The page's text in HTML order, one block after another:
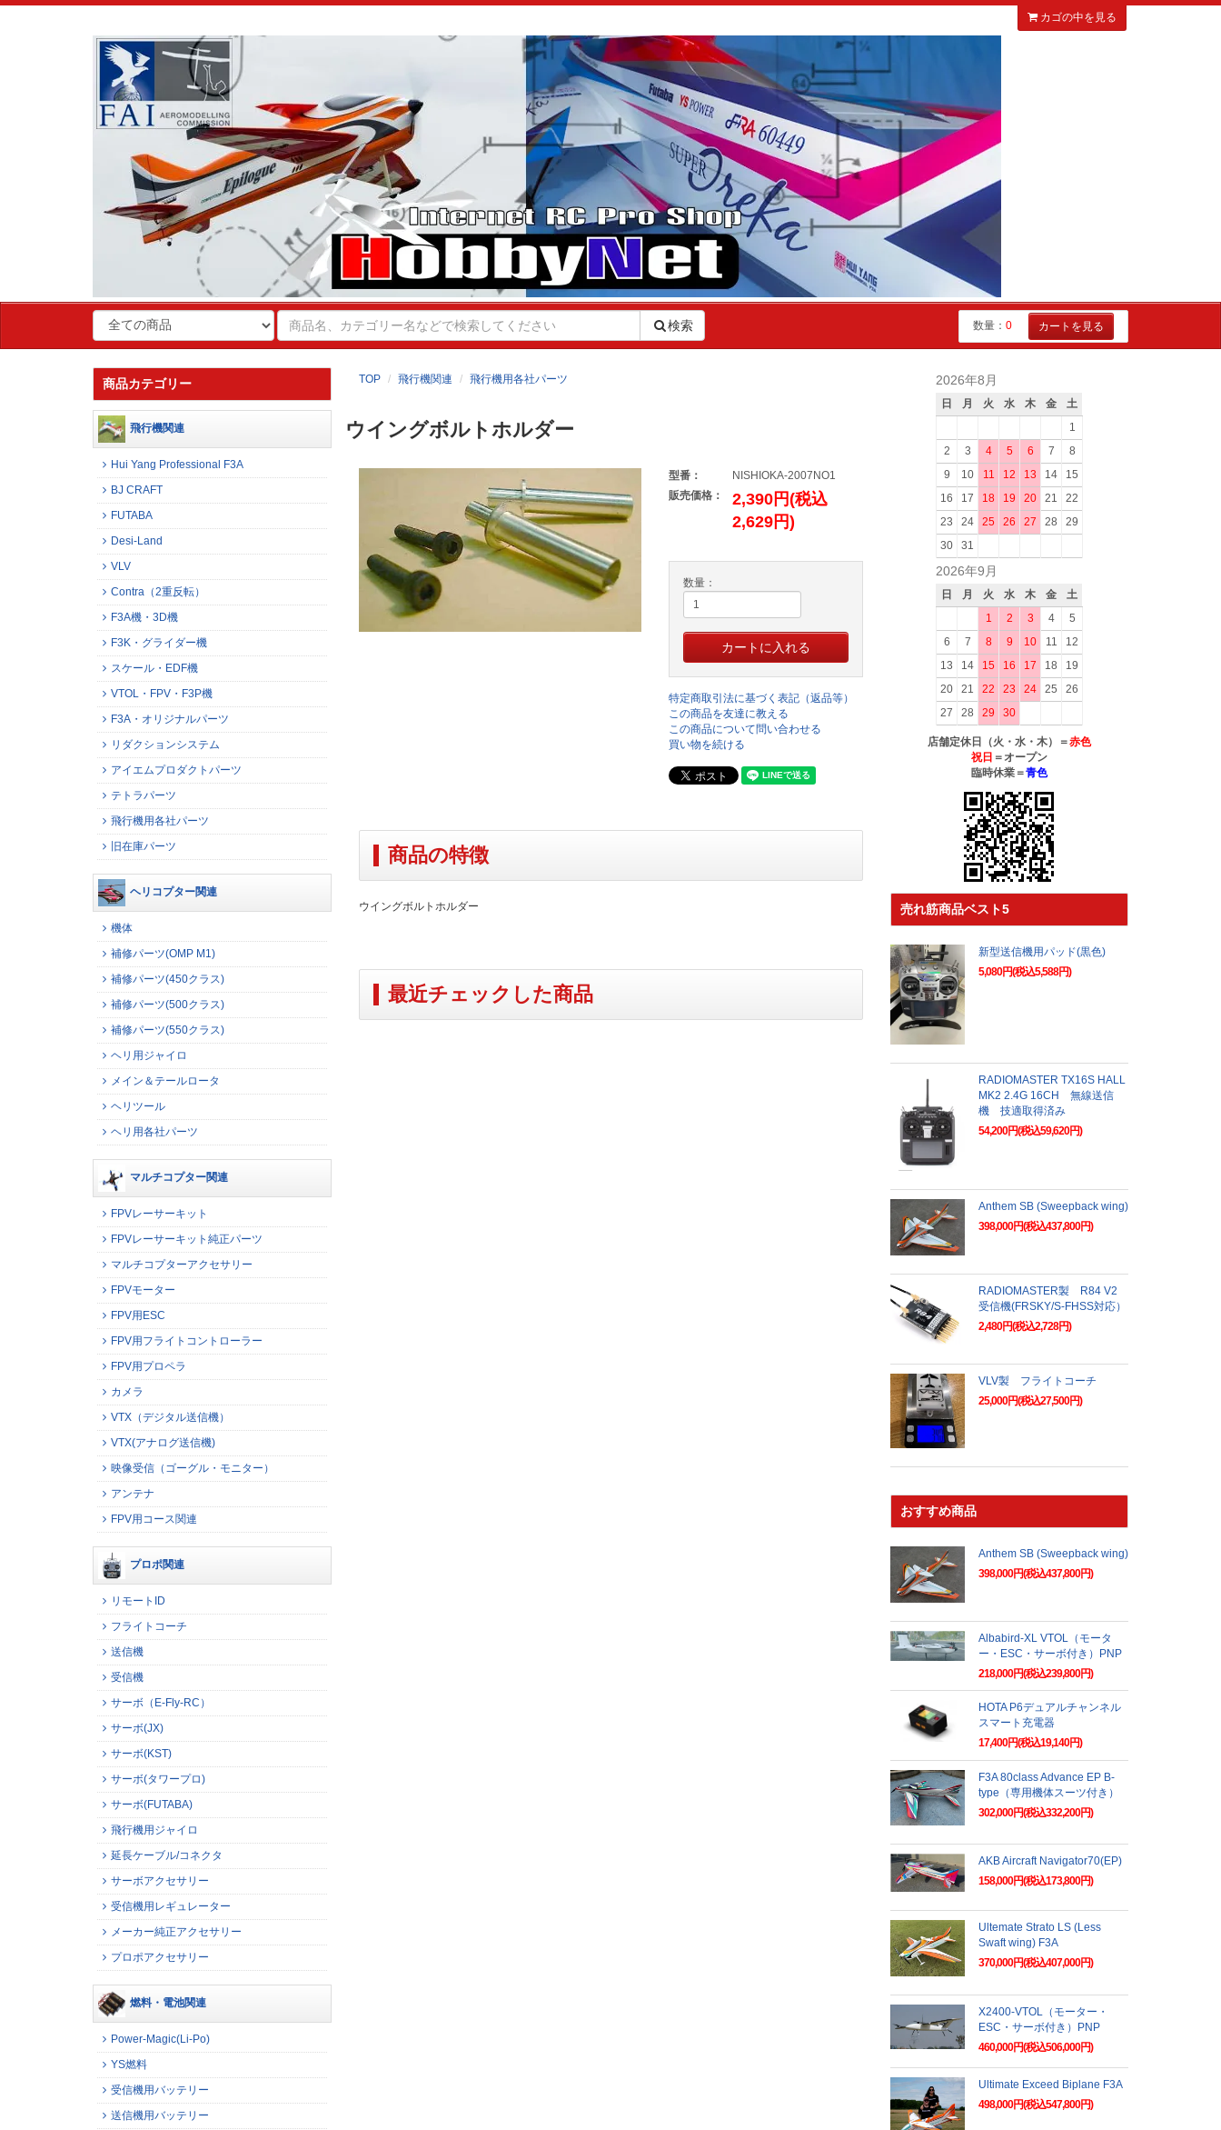
カゴの中を見る
検索 数量： 0 カートを見る
TOP 飛行機関連 飛行機用各社パーツ
ウイングボルトホルダー
型番：
NISHIOKA-2007NO1
販売価格：
2,390円(税込
2,629円)
数量：
特定商取引法に基づく表記（返品等）
この商品を友達に教える
この商品について問い合わせる
買い物を続ける
商品の特徴
ウイングボルトホルダー
最近チェックした商品
商品カテゴリー
飛行機関連
Hui Yang Professional F3A
BJ CRAFT
FUTABA
Desi-Land
VLV
Contra（2重反転）
F3A機・3D機
F3K・グライダー機
スケール・EDF機
VTOL・FPV・F3P機
F3A・オリジナルパーツ
リダクションシステム
アイエムプロダクトパーツ
テトラパーツ
飛行機用各社パーツ
旧在庫パーツ
ヘリコプター関連
機体
補修パーツ(OMP M1)
補修パーツ(450クラス)
補修パーツ(500クラス)
補修パーツ(550クラス)
ヘリ用ジャイロ
メイン＆テールロータ
ヘリツール
ヘリ用各社パーツ
マルチコプター関連
FPVレーサーキット
FPVレーサーキット純正パーツ
マルチコプターアクセサリー
FPVモーター
FPV用ESC
FPV用フライトコントローラー
FPV用プロペラ
カメラ
VTX（デジタル送信機）
VTX(アナログ送信機)
映像受信（ゴーグル・モニター）
アンテナ
FPV用コース関連
プロポ関連
リモートID
フライトコーチ
送信機
受信機
サーボ（E-Fly-RC）
サーボ(JX)
サーボ(KST)
サーボ(タワープロ)
サーボ(FUTABA)
飛行機用ジャイロ
延長ケーブル/コネクタ
サーボアクセサリー
受信機用レギュレーター
メーカー純正アクセサリー
プロポアクセサリー
燃料・電池関連
Power-Magic(Li-Po)
YS燃料
受信機用バッテリー
送信機用バッテリー
2026年8月
日 月 火 水 木 金
土
1
2
3 4 5 6 7
8
9
10 11 12 13 14
15
16
17 18 19 20 21
22
23
24 25 26 27 28
29
30
31
2026年9月
日 月 火 水 木 金
土
1
2 3 4
5
6
7 8 9 10 11
12
13
14 15 16 17 18
19
20
21 22 23 24 25
26
27
28 29 30
店舗定休日（火・水・木）＝赤色
祝日 ＝オープン
臨時休業＝青色
売れ筋商品ベスト5
新型送信機用パッド(黒色)
5,080円(税込5,588円)
RADIOMASTER TX16S HALL
MK2 2.4G 16CH 無線送信
機 技適取得済み
54,200円(税込59,620円)
Anthem SB (Sweepback wing)
398,000円(税込437,800円)
RADIOMASTER製 R84 V2
受信機(FRSKY/S-FHSS対応）
2,480円(税込2,728円)
VLV製 フライトコーチ
25,000円(税込27,500円)
おすすめ商品
Anthem SB (Sweepback wing)
398,000円(税込437,800円)
Albabird-XL VTOL（モータ
ー・ESC・サーボ付き）PNP
218,000円(税込239,800円)
HOTA P6デュアルチャンネル
スマート充電器
17,400円(税込19,140円)
F3A 80class Advance EP B-
type（専用機体スーツ付き）
302,000円(税込332,200円)
AKB Aircraft Navigator70(EP)
158,000円(税込173,800円)
Ultemate Strato LS (Less
Swaft wing) F3A
370,000円(税込407,000円)
X2400-VTOL（モーター・
ESC・サーボ付き）PNP
460,000円(税込506,000円)
Ultimate Exceed Biplane F3A
498,000円(税込547,800円)